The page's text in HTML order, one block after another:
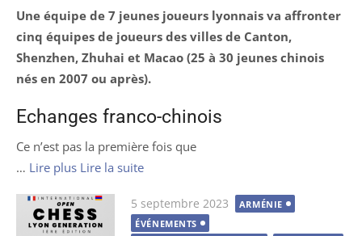
Une équipe de 7 jeunes joueurs lyonnais va affronter
cinq équipes de joueurs des villes de Canton,
Shenzhen, Zhuhai et Macao (25 à 30 jeunes chinois
nés en 2007 ou après).
Echanges franco-chinois
Ce n’est pas la première fois que
… Lire plus Lire la suite
Publié
le
5 septembre 2023
ARMÉNIE
ÉVÉNEMENTS